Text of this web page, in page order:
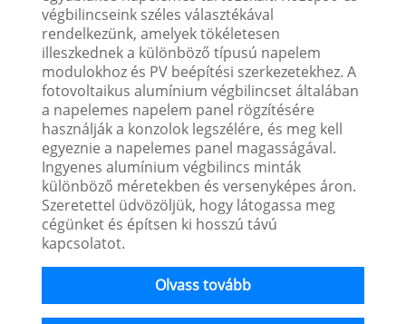
végbilincseink széles választékával
rendelkezünk, amelyek tökéletesen
illeszkednek a különböző típusú napelem
modulokhoz és PV beépítési szerkezetekhez. A
fotovoltaikus alumínium végbilincset általában
a napelemes napelem panel rögzítésére
használják a konzolok legszélére, és meg kell
egyeznie a napelemes panel magasságával.
Ingyenes alumínium végbilincs minták
különböző méretekben és versenyképes áron.
Szeretettel üdvözöljük, hogy látogassa meg
cégünket és építsen ki hosszú távú
kapcsolatot.
Olvass tovább